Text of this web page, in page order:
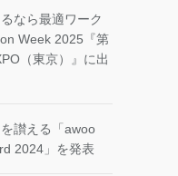
なら最適ワーク
Week 2025『第
（東京）』に出
讃える「awoo
2024」を発表